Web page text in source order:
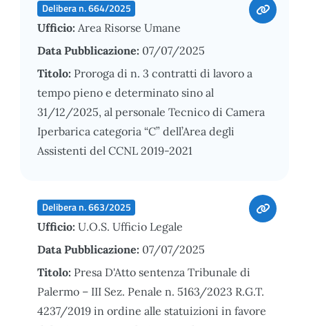
Delibera n. 664/2025
Ufficio: Area Risorse Umane
Data Pubblicazione: 07/07/2025
Titolo: Proroga di n. 3 contratti di lavoro a
tempo pieno e determinato sino al
31/12/2025, al personale Tecnico di Camera
Iperbarica categoria “C” dell’Area degli
Assistenti del CCNL 2019-2021
Delibera n. 663/2025
Ufficio: U.O.S. Ufficio Legale
Data Pubblicazione: 07/07/2025
Titolo: Presa D'Atto sentenza Tribunale di
Palermo – III Sez. Penale n. 5163/2023 R.G.T.
4237/2019 in ordine alle statuizioni in favore